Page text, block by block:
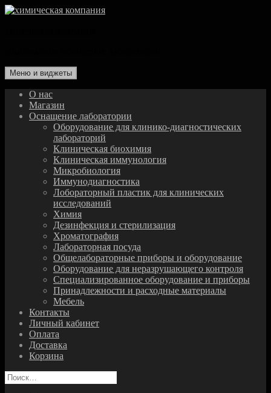
Перейти
Меню и виджеты
О нас
Магазин
Оснащение лаборатории
Оборудование для клинико-диагностических
лабораторий
Клиническая биохимия
Клиническая иммунология
Микробиология
Иммунодиагностика
Лобораторный пластик для клинических
исследований
Химия
Дезинфекция и стерилизация
Хроматография
Лабораторная посуда
Общелабораторные приборы и оборудование
Оборудование для неразрушающего контроля
Специализированное оборудование и приборы
Принадлежности и расходные материалы
Мебель
Контакты
Личный кабинет
Оплата
Доставка
Корзина
Найти: